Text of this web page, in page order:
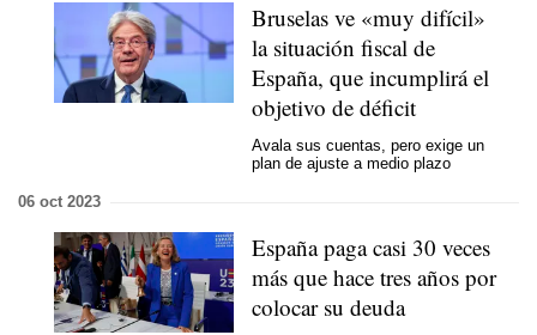
Bruselas ve «muy difícil»
la situación fiscal de
España, que incumplirá el
objetivo de déficit
Avala sus cuentas, pero exige un
plan de ajuste a medio plazo
06 oct 2023
España paga casi 30 veces
más que hace tres años por
colocar su deuda